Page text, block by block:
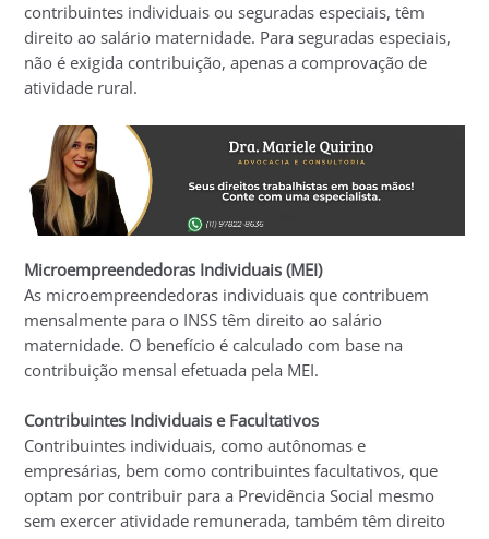
contribuintes individuais ou seguradas especiais, têm
direito ao salário maternidade. Para seguradas especiais,
não é exigida contribuição, apenas a comprovação de
atividade rural.
Microempreendedoras Individuais (MEI)
As microempreendedoras individuais que contribuem
mensalmente para o INSS têm direito ao salário
maternidade. O benefício é calculado com base na
contribuição mensal efetuada pela MEI.
Contribuintes Individuais e Facultativos
Contribuintes individuais, como autônomas e
empresárias, bem como contribuintes facultativos, que
optam por contribuir para a Previdência Social mesmo
sem exercer atividade remunerada, também têm direito